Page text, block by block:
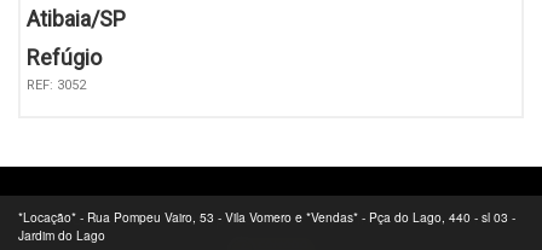
*Locação* - Rua Pompeu Vairo, 53 - Vila Vomero e *Vendas* - Pça do Lago, 440 - sl 03 -
Jardim do Lago
Atibaia/SP
Refúgio
REF: 3052
Desenvolvido e Hospedado porSuperImobiliarias.com